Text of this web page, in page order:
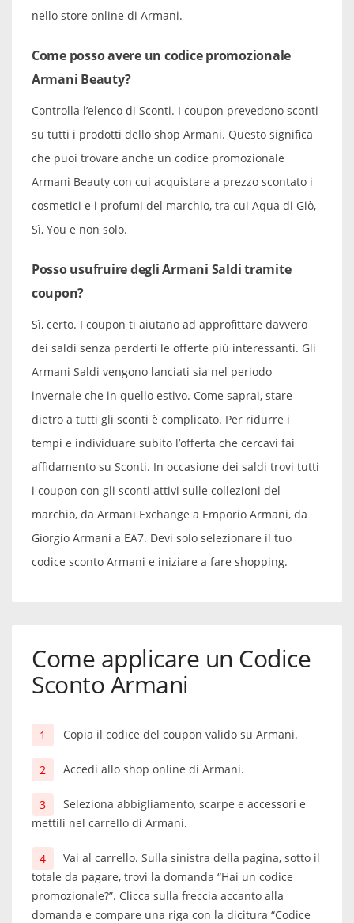
nello store online di Armani.
Come posso avere un codice promozionale
Armani Beauty?
Controlla l’elenco di Sconti. I coupon prevedono sconti
su tutti i prodotti dello shop Armani. Questo significa
che puoi trovare anche un codice promozionale
Armani Beauty con cui acquistare a prezzo scontato i
cosmetici e i profumi del marchio, tra cui Aqua di Giò,
Sì, You e non solo.
Posso usufruire degli Armani Saldi tramite
coupon?
Sì, certo. I coupon ti aiutano ad approfittare davvero
dei saldi senza perderti le offerte più interessanti. Gli
Armani Saldi vengono lanciati sia nel periodo
invernale che in quello estivo. Come saprai, stare
dietro a tutti gli sconti è complicato. Per ridurre i
tempi e individuare subito l’offerta che cercavi fai
affidamento su Sconti. In occasione dei saldi trovi tutti
i coupon con gli sconti attivi sulle collezioni del
marchio, da Armani Exchange a Emporio Armani, da
Giorgio Armani a EA7. Devi solo selezionare il tuo
codice sconto Armani e iniziare a fare shopping.
Come applicare un Codice
Sconto Armani
Copia il codice del coupon valido su Armani.
Accedi allo shop online di Armani.
Seleziona abbigliamento, scarpe e accessori e
mettili nel carrello di Armani.
Vai al carrello. Sulla sinistra della pagina, sotto il
totale da pagare, trovi la domanda “Hai un codice
promozionale?”. Clicca sulla freccia accanto alla
domanda e compare una riga con la dicitura “Codice